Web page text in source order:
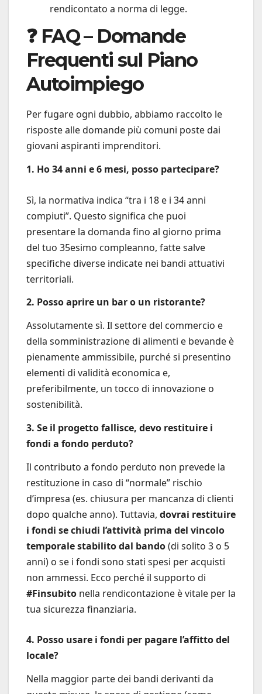
rendicontato a norma di legge.
❓ FAQ – Domande
Frequenti sul Piano
Autoimpiego
Per fugare ogni dubbio, abbiamo raccolto le
risposte alle domande più comuni poste dai
giovani aspiranti imprenditori.
1. Ho 34 anni e 6 mesi, posso partecipare?
Sì, la normativa indica “tra i 18 e i 34 anni
compiuti”. Questo significa che puoi
presentare la domanda fino al giorno prima
del tuo 35esimo compleanno, fatte salve
specifiche diverse indicate nei bandi attuativi
territoriali.
2. Posso aprire un bar o un ristorante?
Assolutamente sì. Il settore del commercio e
della somministrazione di alimenti e bevande è
pienamente ammissibile, purché si presentino
elementi di validità economica e,
preferibilmente, un tocco di innovazione o
sostenibilità.
3. Se il progetto fallisce, devo restituire i
fondi a fondo perduto?
Il contributo a fondo perduto non prevede la
restituzione in caso di “normale” rischio
d’impresa (es. chiusura per mancanza di clienti
dopo qualche anno). Tuttavia, dovrai restituire
i fondi se chiudi l’attività prima del vincolo
temporale stabilito dal bando(di solito 3 o 5
anni) o se i fondi sono stati spesi per acquisti
non ammessi. Ecco perché il supporto di
#Finsubito nella rendicontazione è vitale per la
tua sicurezza finanziaria.
4. Posso usare i fondi per pagare l’affitto del
locale?
Nella maggior parte dei bandi derivanti da